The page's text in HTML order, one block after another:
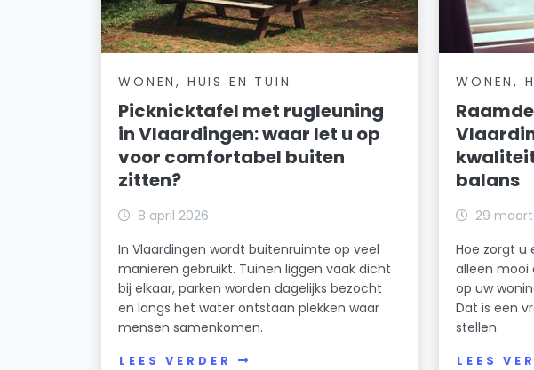
WONEN, HUIS EN TUIN
Picknicktafel met rugleuning
in Vlaardingen: waar let u op
voor comfortabel buiten
zitten?
8 april 2026
In Vlaardingen wordt buitenruimte op veel
manieren gebruikt. Tuinen liggen vaak dicht
bij elkaar, parken worden dagelijks bezocht
en langs het water ontstaan plekken waar
mensen samenkomen.
LEES VERDER
WONEN,
balans
29
Hoe zorgt
alleen mooi
op uw
Dat is een
stellen.
LEES